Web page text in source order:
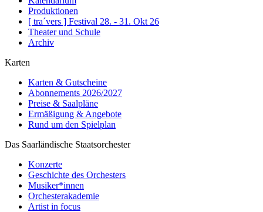
Produktionen
[ tra´vers ] Festival 28. - 31. Okt 26
Theater und Schule
Archiv
Karten
Karten & Gutscheine
Abonnements 2026/2027
Preise & Saalpläne
Ermäßigung & Angebote
Rund um den Spielplan
Das Saarländische Staatsorchester
Konzerte
Geschichte des Orchesters
Musiker*innen
Orchesterakademie
Artist in focus